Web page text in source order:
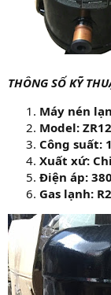
THÔNG SỐ KỸ
Máy nén
Model:
Công suất:
Xuất xứ:
Điện áp:
Gas lạnh: